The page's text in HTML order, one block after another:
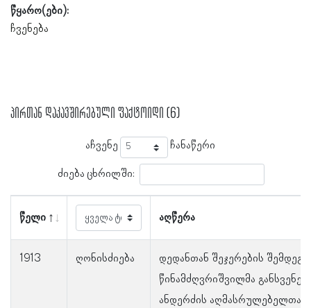
წყარო(ები):
ჩვენება
პირთან დაკავშირებული ფაქტოიდი (6)
აჩვენე ჩანაწერი
ძიება ცხრილში:
წელი აღწერა
1913 ღონისძიება
დედანთან შეჯერების შემდეგ
წინამძღვრიშვილმა
ანდერძის აღმასრულებელთა